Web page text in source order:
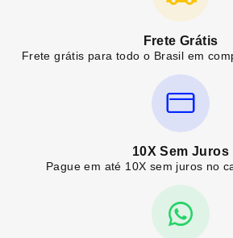
Frete Grátis
Frete grátis para todo o Brasil em
10X Sem Juros
Pague em até 10X sem juros no